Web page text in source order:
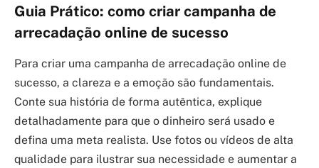
Guia Prático: como criar campanha de
arrecadação online de sucesso
Para criar uma campanha de arrecadação online de
sucesso, a clareza e a emoção são fundamentais.
Conte sua história de forma autêntica, explique
detalhadamente para que o dinheiro será usado e
defina uma meta realista. Use fotos ou vídeos de alta
qualidade para ilustrar sua necessidade e aumentar a